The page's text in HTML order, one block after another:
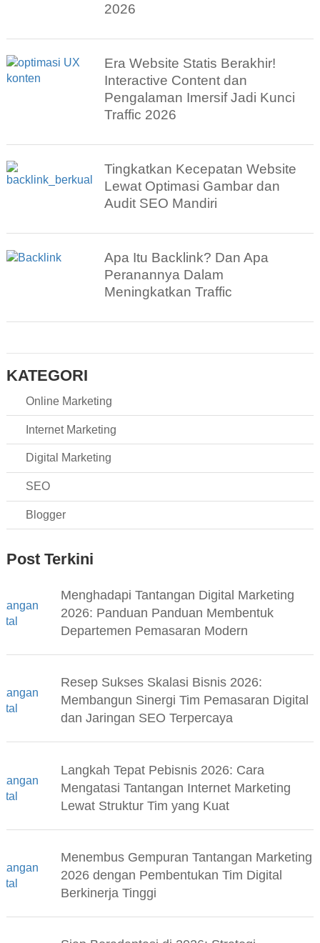
2026
Era Website Statis Berakhir!
Interactive Content dan
Pengalaman Imersif Jadi Kunci
Traffic 2026
Tingkatkan Kecepatan Website
Lewat Optimasi Gambar dan
Audit SEO Mandiri
Apa Itu Backlink? Dan Apa
Peranannya Dalam
Meningkatkan Traffic
KATEGORI
Online Marketing
Internet Marketing
Digital Marketing
SEO
Blogger
Post Terkini
Menghadapi Tantangan Digital Marketing
2026: Panduan Panduan Membentuk
Departemen Pemasaran Modern
Resep Sukses Skalasi Bisnis 2026:
Membangun Sinergi Tim Pemasaran Digital
dan Jaringan SEO Terpercaya
Langkah Tepat Pebisnis 2026: Cara
Mengatasi Tantangan Internet Marketing
Lewat Struktur Tim yang Kuat
Menembus Gempuran Tantangan Marketing
2026 dengan Pembentukan Tim Digital
Berkinerja Tinggi